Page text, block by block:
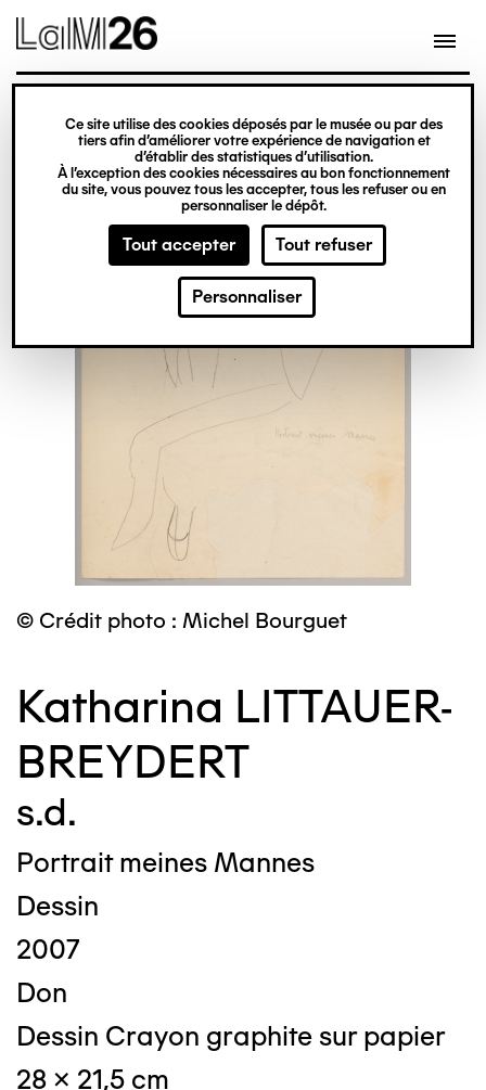
Gestion des cookies
Ce site utilise des cookies déposés par le musée ou par des
tiers afin d’améliorer votre expérience de navigation et
d’établir des statistiques d’utilisation.
À l’exception des cookies nécessaires au bon fonctionnement
du site, vous pouvez tous les accepter, tous les refuser ou en
personnaliser le dépôt.
Tout accepter Tout refuser
Personnaliser
contenu
© Crédit photo : Michel Bourguet
Katharina LITTAUER-
BREYDERT
s.d.
Portrait meines Mannes
Dessin
2007
Don
Dessin Crayon graphite sur papier
28 x 21,5 cm